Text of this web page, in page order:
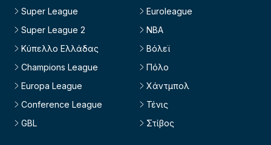
Super League
Super League 2
Κύπελλο Ελλάδας
Champions League
Europa League
Conference League
GBL
Euroleague
NBA
Βόλεϊ
Πόλο
Χάντμπολ
Τένις
Στίβος